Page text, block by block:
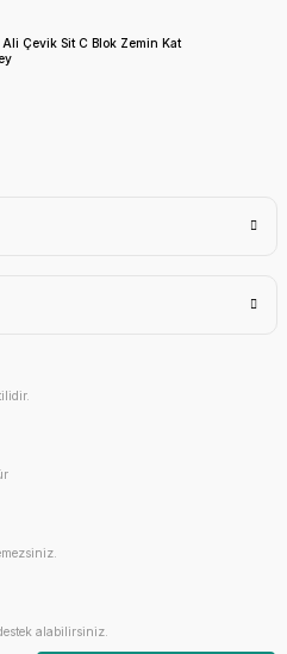
Çevik Sit C Blok Zemin Kat
alabilirsiniz.